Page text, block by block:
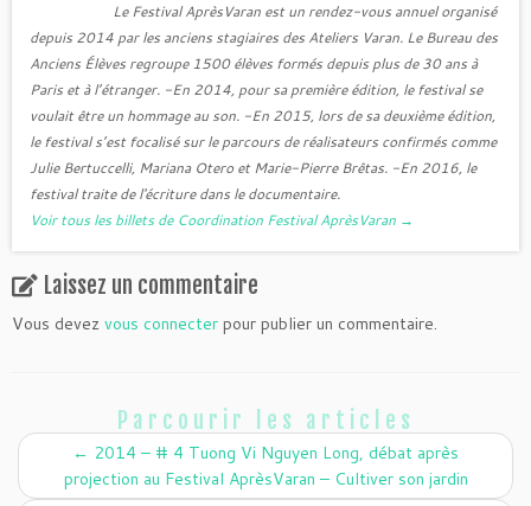
Le Festival AprèsVaran est un rendez-vous annuel organisé
depuis 2014 par les anciens stagiaires des Ateliers Varan. Le Bureau des
Anciens Élèves regroupe 1500 élèves formés depuis plus de 30 ans à
Paris et à l’étranger. -En 2014, pour sa première édition, le festival se
voulait être un hommage au son. -En 2015, lors de sa deuxième édition,
le festival s’est focalisé sur le parcours de réalisateurs confirmés comme
Julie Bertuccelli, Mariana Otero et Marie-Pierre Brêtas. -En 2016, le
festival traite de l'écriture dans le documentaire.
Voir tous les billets de Coordination Festival AprèsVaran →
Laissez un commentaire
Vous devez vous connecter pour publier un commentaire.
Parcourir les articles
← 2014 – # 4 Tuong Vi Nguyen Long, débat après
projection au Festival AprèsVaran – Cultiver son jardin